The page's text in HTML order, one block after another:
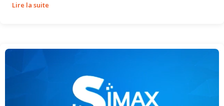
Lire la suite